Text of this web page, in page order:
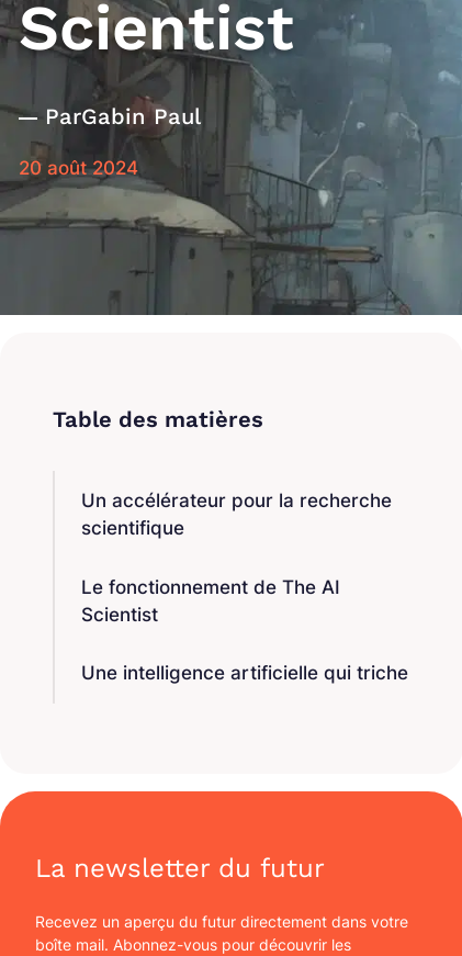
Scientist
ParGabin Paul
20 août 2024
Un accélérateur pour la recherche
scientifique
Le fonctionnement de The AI
Scientist
Une intelligence artificielle qui triche
La newsletter du futur
Recevez un aperçu du futur directement dans votre
boîte mail. Abonnez-vous pour découvrir les